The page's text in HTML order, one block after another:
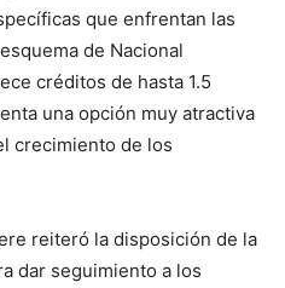
que enfrentan las
de Nacional
créditos de hasta 1.5
una opción muy atractiva
crecimiento de los
reiteró la disposición de la
dar seguimiento a los